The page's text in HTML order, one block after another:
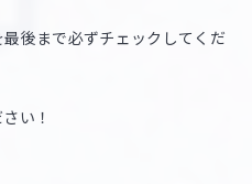
後まで必ずチェックしてくだ
い！